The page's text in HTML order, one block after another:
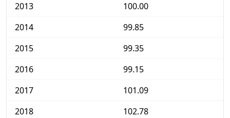
2013
100.00
2014
99.85
2015
99.35
2016
99.15
2017
101.09
2018
102.78